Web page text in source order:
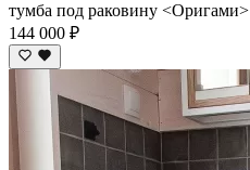
тумба под раковину <Оригами>
144 000 ₽